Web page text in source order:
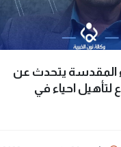
المقدسة يتحدث عن
لتأهيل احياء في